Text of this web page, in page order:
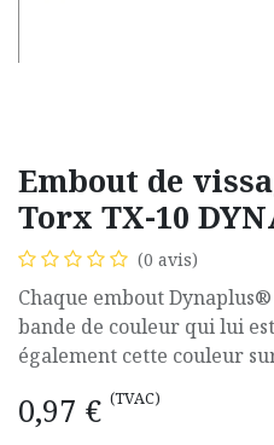
Embout de
Torx TX-10
(0 avis)
Chaque embout
bande de couleur qui lui
également cette couleur
0,97 € (TVAC)